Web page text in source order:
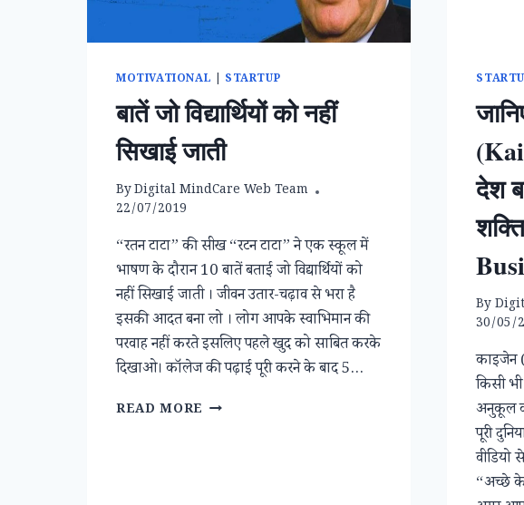
MOTIVATIONAL STARTUP
बातें जो विद्यार्थियों को नहीं
सिखाई जाती
ByDigital MindCare Web Team
22/07/2019
“रतन टाटा” की सीख “रटन टाटा” ने एक स्कूल में
भाषण के दौरान 10 बातें बताई जो विद्यार्थियों को
नहीं सिखाई जाती । जीवन उतार-चढ़ाव से भरा है
इसकी आदत बना लो । लोग आपके स्वाभिमान की
परवाह नहीं करते इसलिए पहले खुद को साबित करके
दिखाओ। कॉलेज की पढ़ाई पूरी करने के बाद 5…
READ MORE बातें
देश
By
30/05/
किसी
अनुकूल
पूरी
“अच्छे